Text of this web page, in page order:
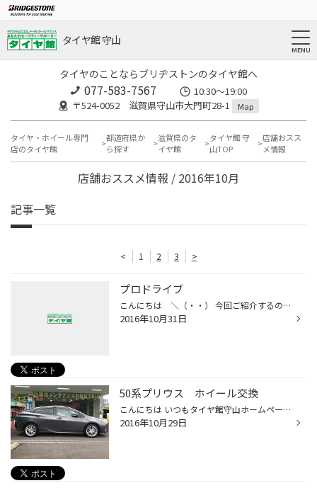
タイヤ館 守山
タイヤのことならブリヂストンのタイヤ館へ
077-583-7567
10:30～19:00
〒524-0052 滋賀県守山市大門町28-1
Map
タイヤ・ホイール専門
店のタイヤ館
都道府県か
ら探す
滋賀県のタ
イヤ館
タイヤ館 守
山TOP
店舗おスス
メ情報
店舗おススメ情報 / 2016年10月
記事一覧
< 1 2 3 >
プロドライブ
こんにちは ＼（・・） 今回ご紹介するのはﾌﾞﾘﾁﾞｽﾄﾝホイールの最高峰 プロドライブです、今日そのプロドライブホイールの ミニチュア１９インチの約１／４サイズの展示品が届きました ミニチュアとは言え本物と同じ素材同じ削り出し製法で製作された リアルな見本品です。 プロドライブ クオリテ...
2016年10月31日
50系プリウス ホイール交換
こんにちは いつもタイヤ館守山ホームページをご覧頂きありがとうございます。 本日 トヨタ プリウスにアルミホイールを装着させて頂きました。 ホイールは ウェッズ レオニスＶＸ カラーＨＳＭＣ ＨＳＭＣはハイパーシルバーミラーカットの略になりまして 側面をハイパーシルバー 天面をミラ...
2016年10月29日